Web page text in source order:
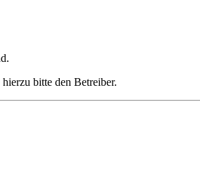
bitte den Betreiber.